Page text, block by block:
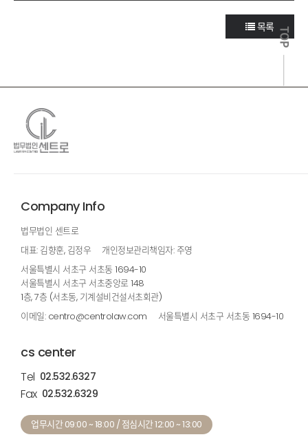
목록
Company Info
법무법인 센트로
대표: 김향훈, 김정우
개인정보관리책임자: 주영
서울특별시 서초구 서초동 1694-10
서울특별시 서초구 서초중앙로 148
1층, 7층 (서초동, 기계설비건설서초회관)
이메일: centro@centrolaw.com
서울특별시 서초구 서초동 1694-10
cs center
Tel 02.532.6327
Fax 02.532.6329
업무시간 09:00 ~ 18:00 / 점심시간 12:00 ~ 13:00
TOP